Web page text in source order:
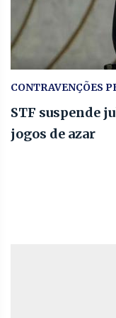
CONTRAVENÇÕES
STF suspende
jogos de azar